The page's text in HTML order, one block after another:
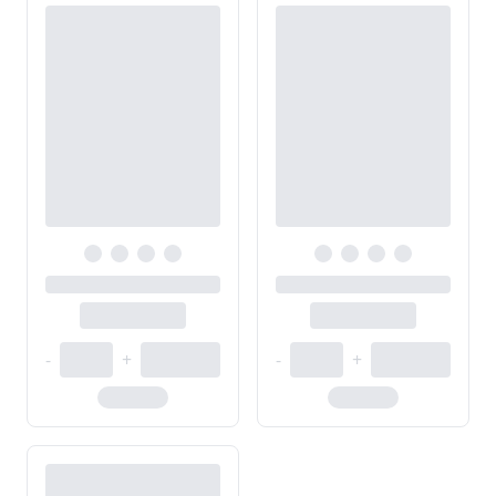
- + - +